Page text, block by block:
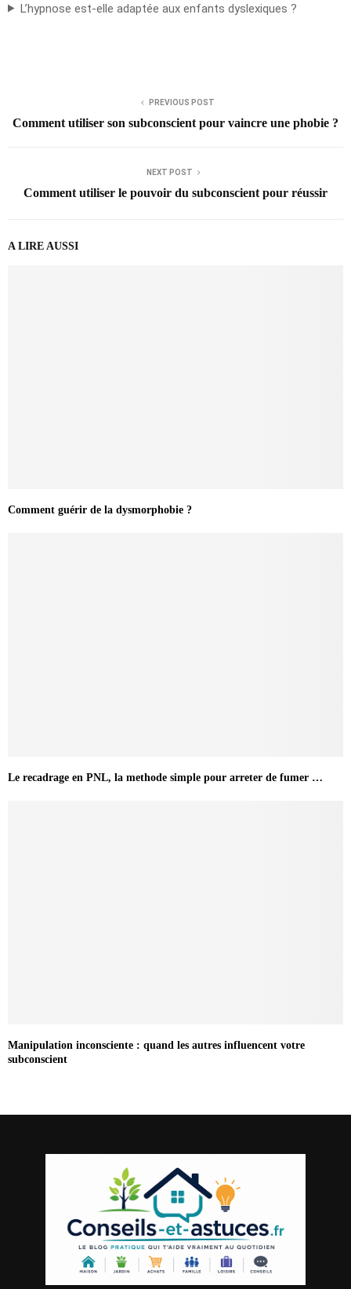
L’hypnose est-elle adaptée aux enfants dyslexiques ?
PREVIOUS POST
Comment utiliser son subconscient pour vaincre une phobie ?
NEXT POST
Comment utiliser le pouvoir du subconscient pour réussir
A LIRE AUSSI
Comment guérir de la dysmorphobie ?
Le recadrage en PNL, la methode simple pour arreter de fumer …
Manipulation inconsciente : quand les autres influencent votre
subconscient